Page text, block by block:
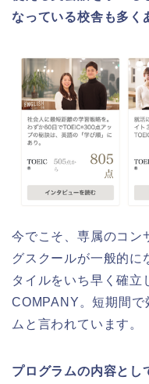
なっている校舎も多く
今でこそ、専属のコン
グスクールが一般的に
タイルをいち早く確立
COMPANY。短期間で
ムと言われています。
プログラムの内容とし